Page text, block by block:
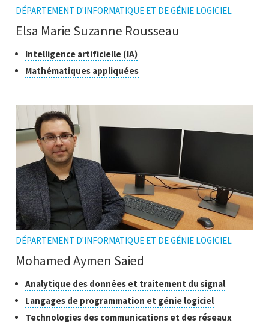
DÉPARTEMENT D'INFORMATIQUE ET DE GÉNIE LOGICIEL
Elsa Marie Suzanne Rousseau
Classes
de
recherche
Intelligence artificielle (IA)Cliquer
pour
ouvrir
Mathématiques appliquéesCliquer
pour
l'infobulle
DÉPARTEMENT D'INFORMATIQUE ET DE GÉNIE LOGICIEL
Mohamed Aymen Saied
Classes
de
recherche
Analytique des données et traitement du signalCliquer
pour
l'infobulle
Langages de programmation et génie logicielCliquer
pour
Technologies des communications et des réseauxCliquer